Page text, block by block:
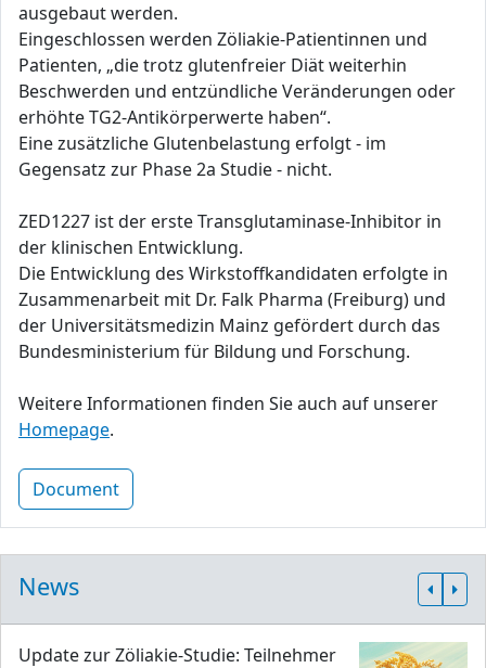
ausgebaut werden.
Eingeschlossen werden Zöliakie-Patientinnen und
Patienten, „die trotz glutenfreier Diät weiterhin
Beschwerden und entzündliche Veränderungen oder
erhöhte TG2-Antikörperwerte haben“.
Eine zusätzliche Glutenbelastung erfolgt - im
Gegensatz zur Phase 2a Studie - nicht.
ZED1227 ist der erste Transglutaminase-Inhibitor in
der klinischen Entwicklung.
Die Entwicklung des Wirkstoffkandidaten erfolgte in
Zusammenarbeit mit Dr. Falk Pharma (Freiburg) und
der Universitätsmedizin Mainz gefördert durch das
Bundesministerium für Bildung und Forschung.
Weitere Informationen finden Sie auch auf unserer
Homepage.
Document
News
Update zur Zöliakie-Studie: Teilnehmer